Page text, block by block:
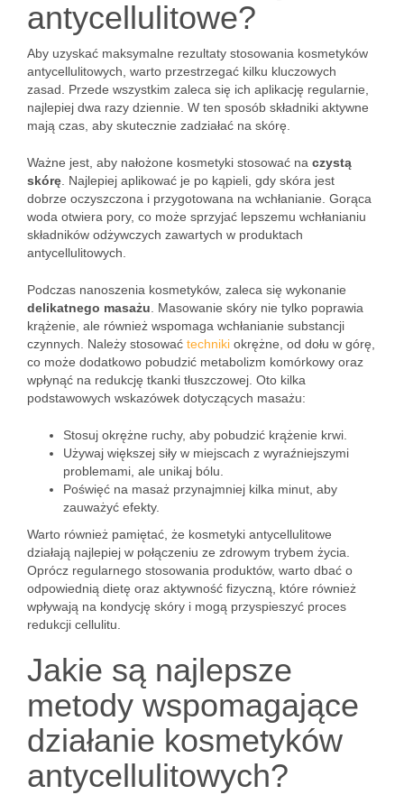
antycellulitowe?
Aby uzyskać maksymalne rezultaty stosowania kosmetyków
antycellulitowych, warto przestrzegać kilku kluczowych
zasad. Przede wszystkim zaleca się ich aplikację regularnie,
najlepiej dwa razy dziennie. W ten sposób składniki aktywne
mają czas, aby skutecznie zadziałać na skórę.
Ważne jest, aby nałożone kosmetyki stosować na czystą
skórę . Najlepiej aplikować je po kąpieli, gdy skóra jest
dobrze oczyszczona i przygotowana na wchłanianie. Gorąca
woda otwiera pory, co może sprzyjać lepszemu wchłanianiu
składników odżywczych zawartych w produktach
antycellulitowych.
Podczas nanoszenia kosmetyków, zaleca się wykonanie
delikatnego masażu . Masowanie skóry nie tylko poprawia
krążenie, ale również wspomaga wchłanianie substancji
czynnych. Należy stosować techniki okrężne, od dołu w górę,
co może dodatkowo pobudzić metabolizm komórkowy oraz
wpłynąć na redukcję tkanki tłuszczowej. Oto kilka
podstawowych wskazówek dotyczących masażu:
Stosuj okrężne ruchy, aby pobudzić krążenie krwi.
Używaj większej siły w miejscach z wyraźniejszymi
problemami, ale unikaj bólu.
Poświęć na masaż przynajmniej kilka minut, aby
zauważyć efekty.
Warto również pamiętać, że kosmetyki antycellulitowe
działają najlepiej w połączeniu ze zdrowym trybem życia.
Oprócz regularnego stosowania produktów, warto dbać o
odpowiednią dietę oraz aktywność fizyczną, które również
wpływają na kondycję skóry i mogą przyspieszyć proces
redukcji cellulitu.
Jakie są najlepsze
metody wspomagające
działanie kosmetyków
antycellulitowych?